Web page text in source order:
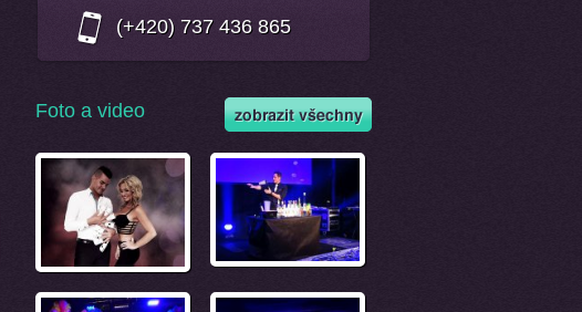
(+420) 737 436 865
Foto a video